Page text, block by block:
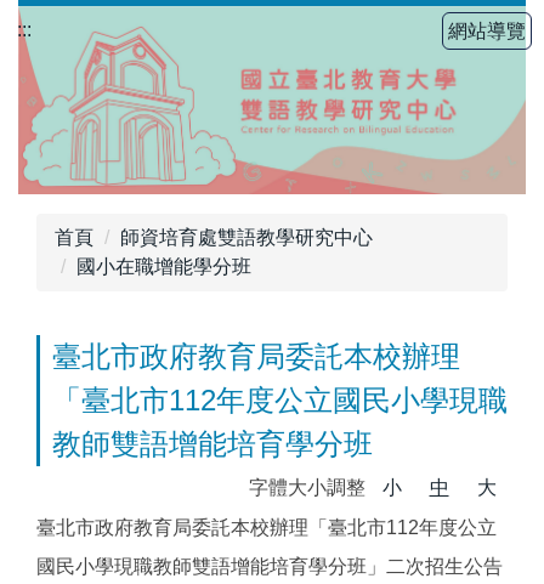
跳
到
主
要
容
區
::: 網站導覽
首頁
師資培育處雙語教學研究中心
國小在職增能學分班
臺北市政府教育局委託本校辦理
「臺北市112年度公立國民小學現職
教師雙語增能培育學分班
字體大小調整 小 中
大
臺北市政府教育局委託本校辦理「臺北市112年度公立
國民小學現職教師雙語增能培育學分班」二次招生公告